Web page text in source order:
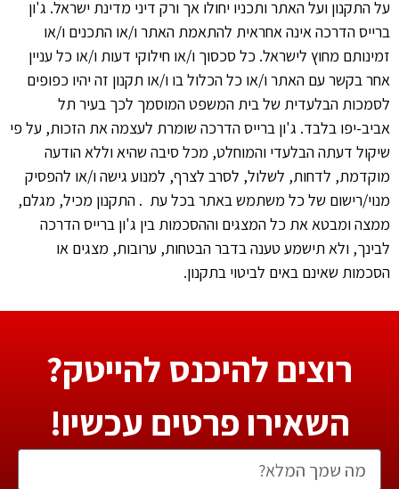
על התקנון ועל האתר ותכניו יחולו אך ורק דיני מדינת ישראל. ג'ון
ברייס הדרכה אינה אחראית להתאמת האתר ו/או התכנים ו/או
זמינותם מחוץ לישראל. כל סכסוך ו/או חילוקי דעות ו/או כל עניין
אחר בקשר עם האתר ו/או כל הכלול בו ו/או תקנון זה יהיו כפופים
לסמכות הבלעדית של בית המשפט המוסמך לכך בעיר תל
אביב-יפו בלבד. ג'ון ברייס הדרכה שומרת לעצמה את הזכות, על פי
שיקול דעתה הבלעדי והמוחלט, מכל סיבה שהיא וללא הודעה
מוקדמת, לדחות, לשלול, לסרב לצרף, למנוע גישה ו/או להפסיק
מנוי/רישום של כל משתמש באתר בכל עת . התקנון מכיל, מגלם,
ממצה ומבטא את כל המצגים וההסכמות בין ג'ון ברייס הדרכה
לבינך, ולא תישמע טענה בדבר הבטחות, ערובות, מצגים או
הסכמות שאינם באים לביטוי בתקנון.
רוצים להיכנס להייטק?
השאירו פרטים עכשיו!